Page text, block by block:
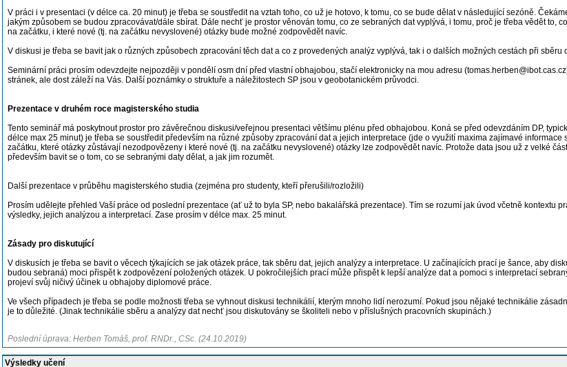
V práci i v presentaci (v délce ca. 20 minut) je třeba se soustředit na vztah toho, co už je hotovo, k tomu, co se bude dělat v následující sezóně.
jakým způsobem se budou zpracovávat/dále sbírat. Dále nechť je prostor věnován tomu, co ze sebraných dat vyplývá, i tomu, proč je třeba vědět
na začátku, i které nové (tj. na začátku nevyslovené) otázky bude možné zodpovědět navíc.
V diskusi je třeba se bavit jak o různých způsobech zpracování těch dat a co z provedených analýz vyplývá, tak i o dalších možných cestách při sběru
Seminární práci prosím odevzdejte nejpozději v pondělí osm dní před vlastní obhajobou, stačí elektronicky na mou adresu
stránek, ale dost záleží na Vás. Další poznámky o struktuře a náležitostech SP jsou v geobotanickém průvodci.
Prezentace v druhém roce magisterského studia
Tento seminář má poskytnout prostor pro závěrečnou diskusi/veřejnou presentaci většímu plénu před obhajobou. Koná se před odevzdáním DP,
délce max 25 minut) je třeba se soustředit především na různé způsoby zpracování dat a jejich interpretace (jde o využití maxima zajímavé
začátku, které otázky zůstávají nezodpovězeny i které nové (tj. na začátku nevyslovené) otázky lze zodpovědět navíc. Protože data jsou už z velké
především bavit se o tom, co se sebranými daty dělat, a jak jim rozumět.
Další prezentace v průběhu magisterského studia (zejména pro studenty, kteří přerušili/rozložili)
Prosím udělejte přehled Vaší práce od poslední prezentace (ať už to byla SP, nebo bakalářská prezentace). Tím se rozumí jak úvod včetně kontextu
výsledky, jejich analýzou a interpretací. Zase prosím v délce max. 25 minut.
Zásady pro diskutující
V diskusích je třeba se bavit o věcech týkajících se jak otázek práce, tak sběru dat, jejich analýzy a interpretace. U začínajících prací je šance, aby
budou sebraná) moci přispět k zodpovězení položených otázek. U pokročilejších prací může přispět k lepší analýze dat a pomoci s interpretací
projeví svůj ničivý účinek u obhajoby diplomové práce.
Ve všech případech je třeba se podle možnosti třeba se vyhnout diskusi technikálií, kterým mnoho lidí nerozumí. Pokud jsou nějaké technikálie
je to důležité. (Jinak technikálie sběru a analýzy dat nechť jsou diskutovány se školiteli nebo v příslušných pracovních skupinách.)
Poslední úprava: Herben Tomáš, prof. RNDr., CSc. (24.10.2019)
Výsledky učení